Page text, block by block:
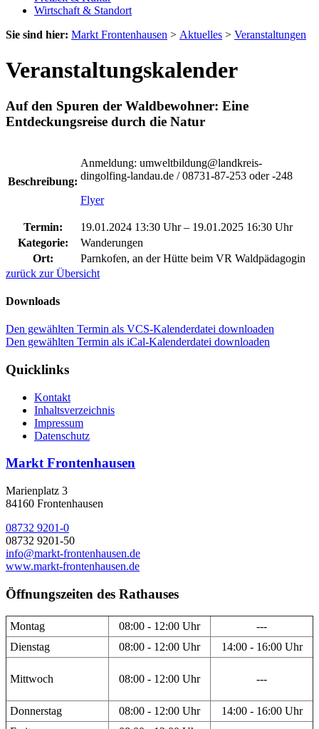
Wirtschaft & Standort
Sie sind hier: Markt Frontenhausen > Aktuelles > Veranstaltungen
Veranstaltungskalender
Auf den Spuren der Waldbewohner: Eine
Entdeckungsreise durch die Natur
Beschreibung:
Anmeldung: umweltbildung@landkreis-
dingolfing-landau.de / 08731-87-253 oder -248
Flyer
Termin: 19.01.2024 13:30 Uhr– 19.01.2025 16:30 Uhr
Kategorie:
Wanderungen
Ort:
Parnkofen, an der Hütte beim VR Waldpädagogin
zurück zur Übersicht
Downloads
Den gewählten Termin als VCS-Kalenderdatei downloaden
Den gewählten Termin als iCal-Kalenderdatei downloaden
Quicklinks
Kontakt
Inhaltsverzeichnis
Impressum
Datenschutz
Markt Frontenhausen
Marienplatz 3
84160 Frontenhausen
08732 9201-0
08732 9201-50
info@markt-frontenhausen.de
www.markt-frontenhausen.de
Öffnungszeiten des Rathauses
Montag 08:00 - 12:00 Uhr
---
Dienstag
08:00 - 12:00 Uhr 14:00 - 16:00 Uhr
Mittwoch 08:00 - 12:00 Uhr ---
Donnerstag 08:00 - 12:00 Uhr
14:00 - 16:00 Uhr